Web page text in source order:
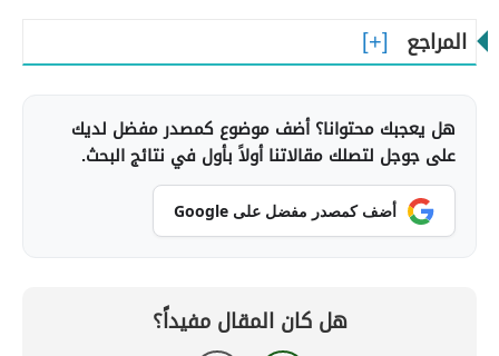
المراجع
هل يعجبك محتوانا؟ أضف موضوع كمصدر مفضل لديك
على جوجل لتصلك مقالاتنا أولاً بأول في نتائج البحث.
أضف كمصدر مفضل على Google
هل كان المقال مفيداً؟